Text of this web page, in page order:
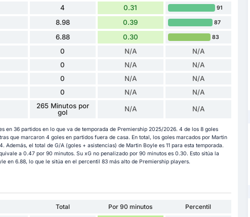
4 0.31 91
8.98 0.39 87
6.88 0.30 83
0 N/A N/A
0 N/A N/A
0 N/A N/A
0 N/A N/A
265 Minutos por
gol
N/A N/A
en 36 partidos en lo que va de temporada de Premiership 2025/2026. 4 de los 8 goles
que marcaron 4 goles en partidos fuera de casa. En total, los goles marcados por Martin
Además, el total de G/A (goles + asistencias) de Martin Boyle es 11 para esta temporada.
a 0.47 por 90 minutos. Su xG no penalizado por 90 minutos es 0.30. Esto sitúa la
en 6.88, lo que le sitúa en el percentil 83 más alto de Premiership players.
Total Por 90 minutos
Percentil